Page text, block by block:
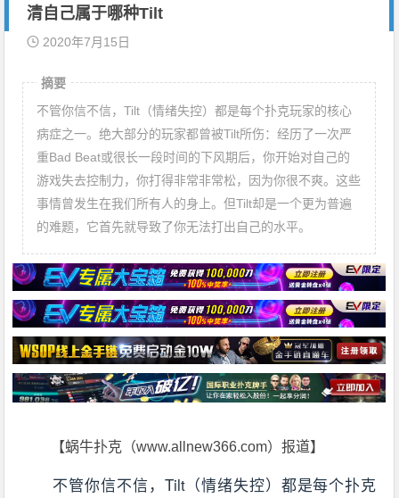
清自己属于哪种Tilt
2020年7月15日
摘要
不管你信不信，Tilt（情绪失控）都是每个扑克玩家的核心
病症之一。绝大部分的玩家都曾被Tilt所伤：经历了一次严
重Bad Beat或很长一段时间的下风期后，你开始对自己的
游戏失去控制力，你打得非常非常松，因为你很不爽。这些
事情曾发生在我们所有人的身上。但Tilt却是一个更为普遍
的难题，它首先就导致了你无法打出自己的水平。
【蜗牛扑克（www.allnew366.com）报道】
不管你信不信，Tilt（情绪失控）都是每个扑克